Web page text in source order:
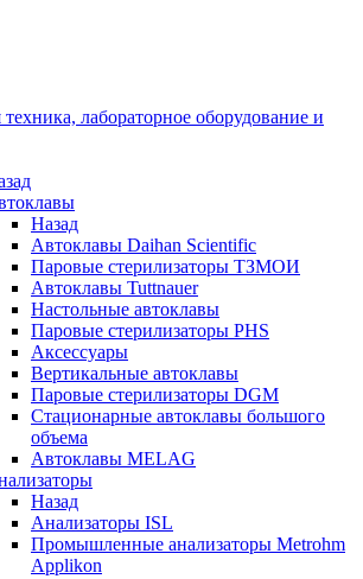
лабораторное оборудование и
Назад
Автоклавы Daihan Scientific
Паровые стерилизаторы ТЗМОИ
Автоклавы Tuttnauer
Наcтольные автоклавы
Паровые стерилизаторы PHS
Аксессуары
Вертикальные автоклавы
Паровые стерилизаторы DGM
Стационарные автоклавы большого
объема
Автоклавы MELAG
Назад
Анализаторы ISL
Промышленные анализаторы Metrohm
Applikon